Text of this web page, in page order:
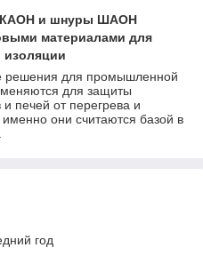
КАОН и шнуры ШАОН
материалами для
для промышленной
для защиты
печей от перегрева и
они считаются базой в
год